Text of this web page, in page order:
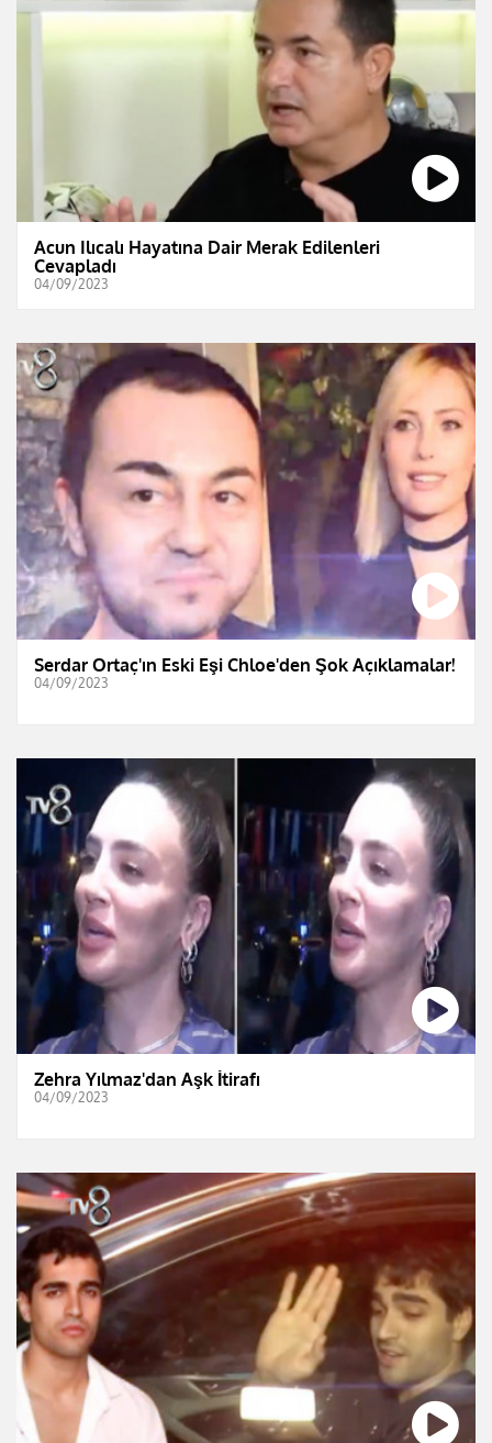
Acun Ilıcalı Hayatına Dair Merak Edilenleri
Cevapladı
04/09/2023
Serdar Ortaç'ın Eski Eşi Chloe'den Şok Açıklamalar!
04/09/2023
Zehra Yılmaz'dan Aşk İtirafı
04/09/2023